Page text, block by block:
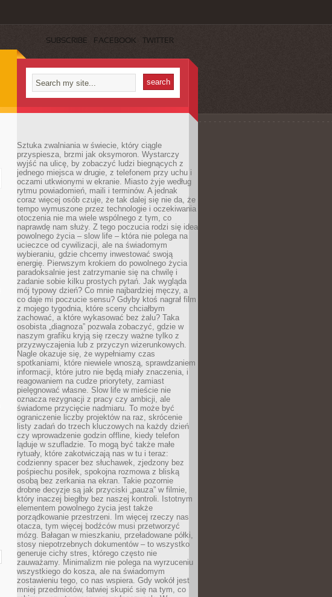
SUBSCRIBE FACEBOOK TWITTER
Sztuka zwalniania w świecie, który ciągle
przyspiesza, brzmi jak oksymoron. Wystarczy
wyjść na ulicę, by zobaczyć ludzi biegnących z
jednego miejsca w drugie, z telefonem przy uchu i
oczami utkwionymi w ekranie. Miasto żyje według
rytmu powiadomień, maili i terminów. A jednak
coraz więcej osób czuje, że tak dalej się nie da, że
tempo wymuszone przez technologie i oczekiwania
otoczenia nie ma wiele wspólnego z tym, co
naprawdę nam służy. Z tego poczucia rodzi się idea
powolnego życia – slow life – która nie polega na
ucieczce od cywilizacji, ale na świadomym
wybieraniu, gdzie chcemy inwestować swoją
energię. Pierwszym krokiem do powolnego życia
paradoksalnie jest zatrzymanie się na chwilę i
zadanie sobie kilku prostych pytań. Jak wygląda
mój typowy dzień? Co mnie najbardziej męczy, a
co daje mi poczucie sensu? Gdyby ktoś nagrał film
z mojego tygodnia, które sceny chciałbym
zachować, a które wykasować bez żalu? Taka
osobista „diagnoza” pozwala zobaczyć, gdzie w
naszym grafiku kryją się rzeczy ważne tylko z
przyzwyczajenia lub z przyczyn wizerunkowych.
Nagle okazuje się, że wypełniamy czas
spotkaniami, które niewiele wnoszą, sprawdzaniem
informacji, które jutro nie będą miały znaczenia, i
reagowaniem na cudze priorytety, zamiast
pielęgnować własne. Slow life w mieście nie
oznacza rezygnacji z pracy czy ambicji, ale
świadome przycięcie nadmiaru. To może być
ograniczenie liczby projektów na raz, skrócenie
listy zadań do trzech kluczowych na każdy dzień
czy wprowadzenie godzin offline, kiedy telefon
ląduje w szufladzie. To mogą być także małe
rytuały, które zakotwiczają nas w tu i teraz:
codzienny spacer bez słuchawek, zjedzony bez
pośpiechu posiłek, spokojna rozmowa z bliską
osobą bez zerkania na ekran. Takie pozornie
drobne decyzje są jak przyciski „pauza” w filmie,
który inaczej biegłby bez naszej kontroli. Istotnym
elementem powolnego życia jest także
porządkowanie przestrzeni. Im więcej rzeczy nas
otacza, tym więcej bodźców musi przetworzyć
mózg. Bałagan w mieszkaniu, przeładowane półki,
stosy niepotrzebnych dokumentów – to wszystko
generuje cichy stres, którego często nie
zauważamy. Minimalizm nie polega na wyrzuceniu
wszystkiego do kosza, ale na świadomym
zostawieniu tego, co nas wspiera. Gdy wokół jest
mniej przedmiotów, łatwiej skupić się na tym, co